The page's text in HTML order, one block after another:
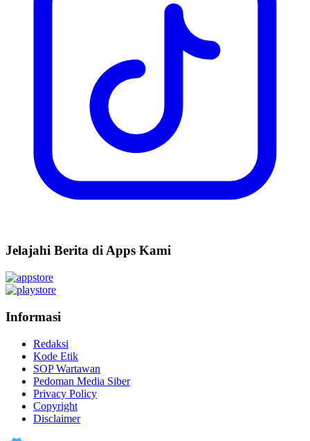
Jelajahi Berita di Apps Kami
Informasi
Redaksi
Kode Etik
SOP Wartawan
Pedoman Media Siber
Privacy Policy
Copyright
Disclaimer